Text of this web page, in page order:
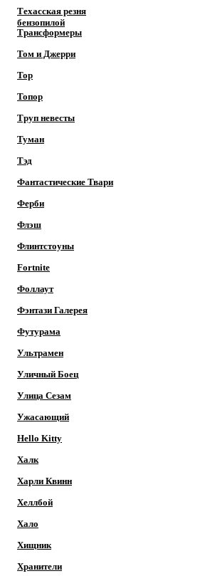
Техасская резня
бензопилой
Трансформеры
Том и Джерри
Тор
Топор
Труп невесты
Туман
Тэд
Фантастические Твари
Ферби
Флэш
Флинтстоуны
Fortnite
Фоллаут
Фэнтази Галерея
Футурама
Ультрамен
Уличный Боец
Улица Сезам
Ужасающий
Hello Kitty
Халк
Харли Квинн
Хеллбой
Хало
Хищник
Хранители